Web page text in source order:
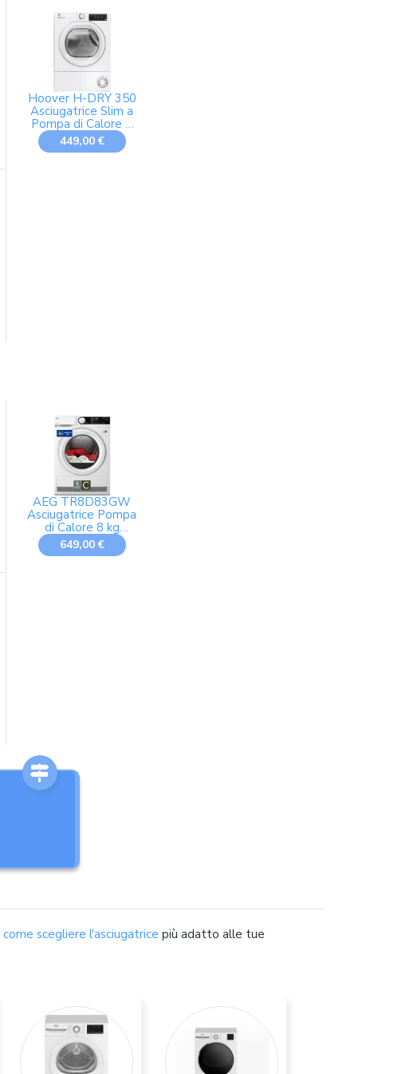
Hoover H-DRY 350
Asciugatrice Slim a
Pompa di Calore 7
Kg, Bianco
449,00 €
AEG TR8D83GW
Asciugatrice Pompa
di Calore 8 kg
AbsoluteCare Serie
8000
649,00 €
come scegliere l'asciugatrice più adatto alle tue